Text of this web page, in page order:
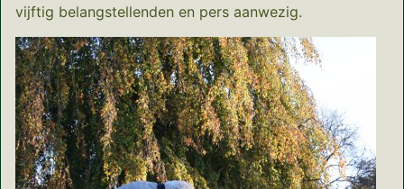
vijftig belangstellenden en pers aanwezig.